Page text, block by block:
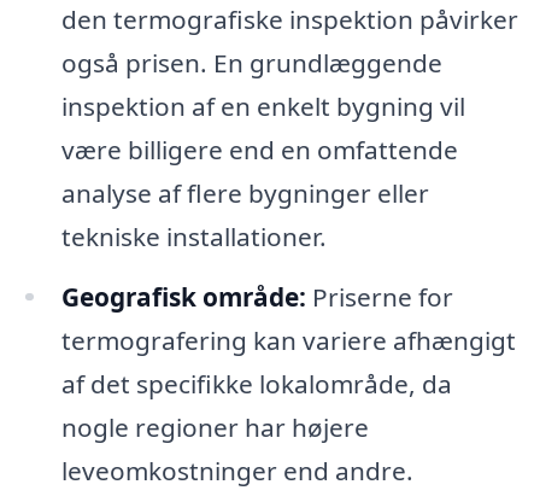
den termografiske inspektion påvirker
også prisen. En grundlæggende
inspektion af en enkelt bygning vil
være billigere end en omfattende
analyse af flere bygninger eller
tekniske installationer.
Geografisk område: Priserne for
termografering kan variere afhængigt
af det specifikke lokalområde, da
nogle regioner har højere
leveomkostninger end andre.